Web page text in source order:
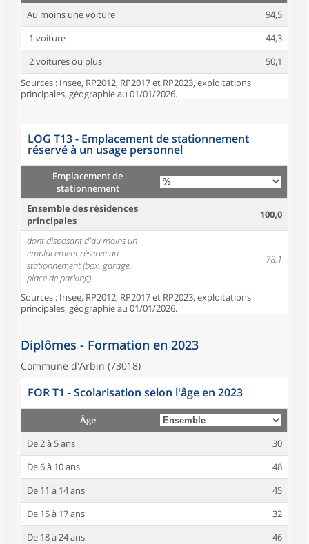
Au moins une voiture
94,5
1 voiture
44,3
2 voitures ou plus
50,1
Sources : Insee, RP2012, RP2017 et RP2023, exploitations
principales, géographie au 01/01/2026.
LOG T13 - Emplacement de stationnement
réservé à un usage personnel
Emplacement de
stationnement
Ensemble des résidences
principales
100,0
dont disposant d'au moins un
emplacement réservé au
stationnement (box, garage,
place de parking)
78,1
Sources : Insee, RP2012, RP2017 et RP2023, exploitations
principales, géographie au 01/01/2026.
Diplômes - Formation en 2023
Commune d'Arbin (73018)
FOR T1 - Scolarisation selon l'âge en 2023
Âge
De 2 à 5 ans
30
De 6 à 10 ans
48
De 11 à 14 ans
45
De 15 à 17 ans
32
De 18 à 24 ans
46